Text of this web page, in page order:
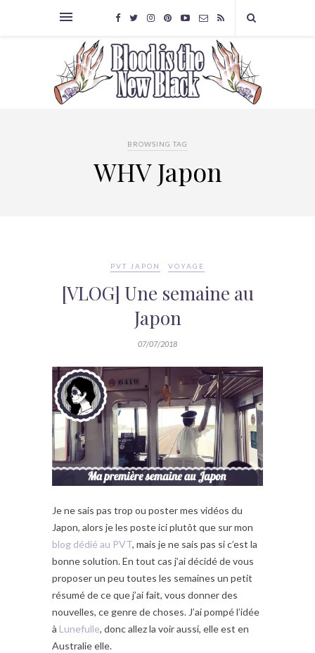
BROWSING TAG
WHV Japon
PVT JAPON VOYAGE
[VLOG] Une semaine au
Japon
07/07/2018
Je ne sais pas trop ou poster mes vidéos du
Japon, alors je les poste ici plutôt que sur mon
blog dédié au PVT, mais je ne sais pas si c’est la
bonne solution. En tout cas j’ai décidé de vous
proposer un peu toutes les semaines un petit
résumé de ce que j’ai fait, vous donner des
nouvelles, ce genre de choses. J’ai pompé l’idée
à Lunefulle, donc allez la voir aussi, elle est en
Australie elle.